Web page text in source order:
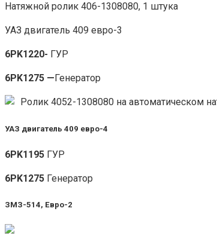
Натяжной ролик 406-1308080, 1 штука
УАЗ двигатель 409 евро-3
6PK1220- ГУР
6PK1275 — Генератор
Ролик 4052-1308080 на автоматическом
УАЗ двигатель 409 евро-4
6PK1195 ГУР
6PK1275 Генератор
ЗМЗ-514, Евро-2